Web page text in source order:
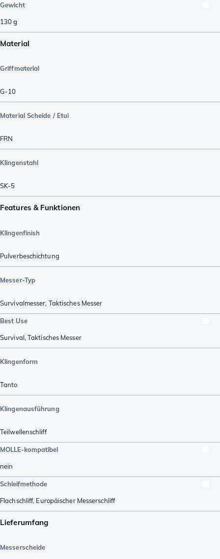
Gewicht
130g
Material
Griffmaterial
G-10
Material Scheide / Etui
FRN
Klingenstahl
SK-5
Features & Funktionen
Klingenfinish
Pulverbeschichtung
Messer-Typ
Survivalmesser, Taktisches Messer
Best Use
Survival,Taktisches Messer
Klingenform
Tanto
Klingenausführung
Teilwellenschliff
MOLLE-kompatibel
nein
Schleifmethode
Flachschliff, Europäischer Messerschliff
Lieferumfang
Messerscheide